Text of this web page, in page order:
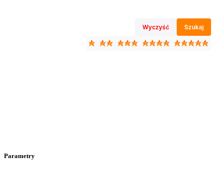
Wyczyść Szukaj
Parametry